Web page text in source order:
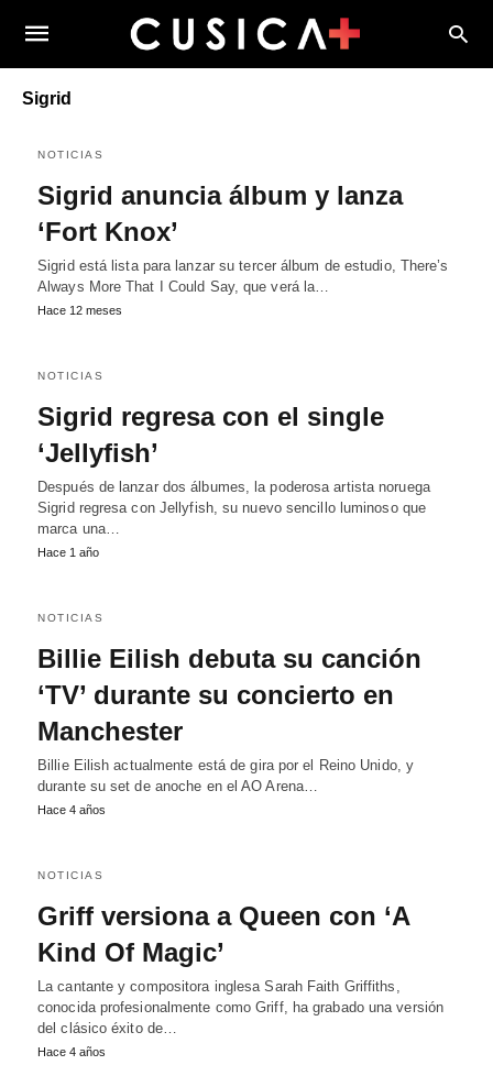
Sigrid
NOTICIAS
Sigrid anuncia álbum y lanza
‘Fort Knox’
Sigrid está lista para lanzar su tercer álbum de estudio, There’s
Always More That I Could Say, que verá la…
Hace 12 meses
NOTICIAS
Sigrid regresa con el single
‘Jellyfish’
Después de lanzar dos álbumes, la poderosa artista noruega
Sigrid regresa con Jellyfish, su nuevo sencillo luminoso que
marca una…
Hace 1 año
NOTICIAS
Billie Eilish debuta su canción
‘TV’ durante su concierto en
Manchester
Billie Eilish actualmente está de gira por el Reino Unido, y
durante su set de anoche en el AO Arena…
Hace 4 años
NOTICIAS
Griff versiona a Queen con ‘A
Kind Of Magic’
La cantante y compositora inglesa Sarah Faith Griffiths,
conocida profesionalmente como Griff, ha grabado una versión
del clásico éxito de…
Hace 4 años